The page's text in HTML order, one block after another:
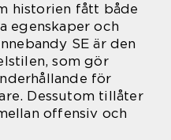
historien fått både
egenskaper och
SE är den
som gör
för
Dessutom tillåter
offensiv och